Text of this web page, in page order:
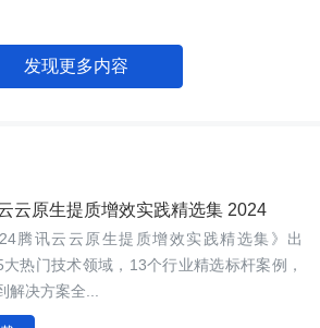
发现更多内容
云原生提质增效实践精选集 2024
腾讯云云原生提质增效实践精选集》出
热门技术领域，13个行业精选标杆案例，
解决方案全...